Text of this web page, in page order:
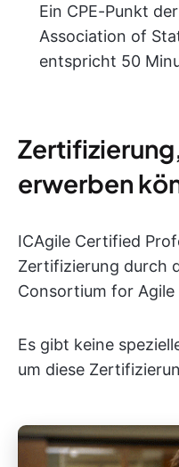
Ein CPE-Punkt
Association of
entspricht 50
erwerben
ICAgile Certified
Zertifizierung durch
Consortium for Agile
Es gibt keine
um diese